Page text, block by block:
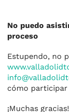
No puedo
proceso
Estupendo, no
info@valladol
cómo participar
¡Muchas gracias!